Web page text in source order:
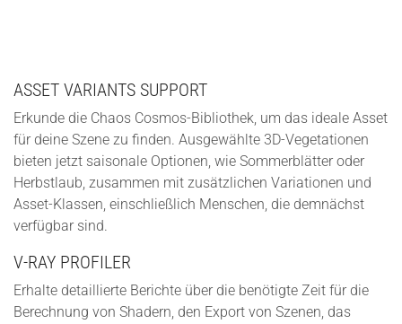
ASSET VARIANTS SUPPORT
Erkunde die Chaos Cosmos-Bibliothek, um das ideale Asset
für deine Szene zu finden. Ausgewählte 3D-Vegetationen
bieten jetzt saisonale Optionen, wie Sommerblätter oder
Herbstlaub, zusammen mit zusätzlichen Variationen und
Asset-Klassen, einschließlich Menschen, die demnächst
verfügbar sind.
V-RAY PROFILER
Erhalte detaillierte Berichte über die benötigte Zeit für die
Berechnung von Shadern, den Export von Szenen, das